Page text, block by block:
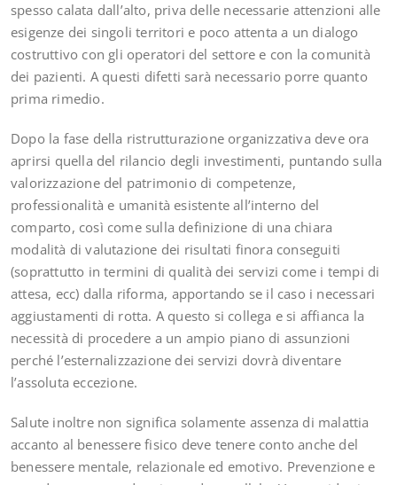
spesso calata dall’alto, priva delle necessarie attenzioni alle
esigenze dei singoli territori e poco attenta a un dialogo
costruttivo con gli operatori del settore e con la comunità
dei pazienti. A questi difetti sarà necessario porre quanto
prima rimedio.
Dopo la fase della ristrutturazione organizzativa deve ora
aprirsi quella del rilancio degli investimenti, puntando sulla
valorizzazione del patrimonio di competenze,
professionalità e umanità esistente all’interno del
comparto, così come sulla definizione di una chiara
modalità di valutazione dei risultati finora conseguiti
(soprattutto in termini di qualità dei servizi come i tempi di
attesa, ecc) dalla riforma, apportando se il caso i necessari
aggiustamenti di rotta. A questo si collega e si affianca la
necessità di procedere a un ampio piano di assunzioni
perché l’esternalizzazione dei servizi dovrà diventare
l’assoluta eccezione.
Salute inoltre non significa solamente assenza di malattia
accanto al benessere fisico deve tenere conto anche del
benessere mentale, relazionale ed emotivo. Prevenzione e